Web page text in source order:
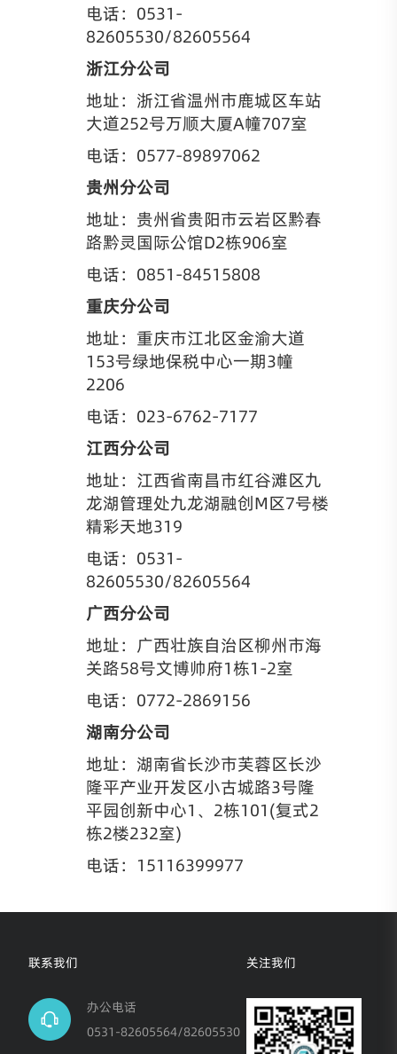
电话：0531-
82605530/82605564
浙江分公司
地址：浙江省温州市鹿城区车站
大道252号万顺大厦A幢707室
电话：0577-89897062
贵州分公司
地址：贵州省贵阳市云岩区黔春
路黔灵国际公馆D2栋906室
电话：0851-84515808
重庆分公司
地址：重庆市江北区金渝大道
153号绿地保税中心一期3幢
2206
电话：023-6762-7177
江西分公司
地址：江西省南昌市红谷滩区九
龙湖管理处九龙湖融创M区7号楼
精彩天地319
电话： 0531-
82605530/82605564
广西分公司
地址：广西壮族自治区柳州市海
关路58号文博帅府1栋1-2室
电话：0772-2869156
湖南分公司
地址：湖南省长沙市芙蓉区长沙
隆平产业开发区小古城路3号隆
平园创新中心1、2栋101(复式2
栋2楼232室)
电话：15116399977
联系我们
办公电话
0531-82605564/82605530
关注我们